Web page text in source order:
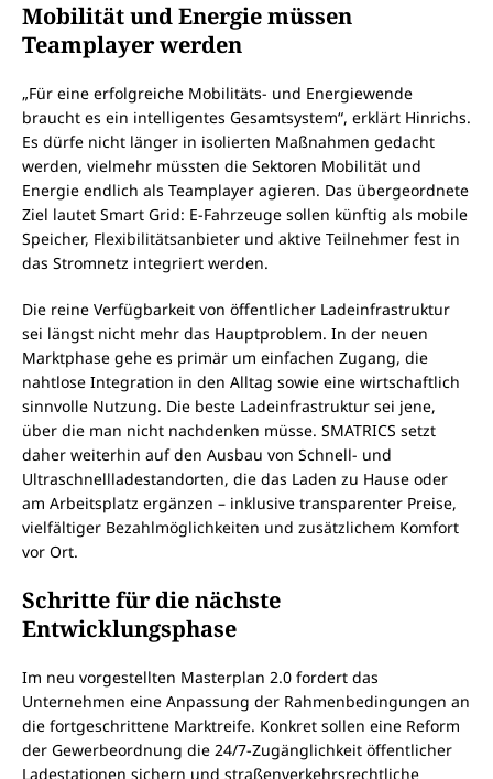
Mobilität und Energie müssen
Teamplayer werden
„Für eine erfolgreiche Mobilitäts- und Energiewende
braucht es ein intelligentes Gesamtsystem“, erklärt Hinrichs.
Es dürfe nicht länger in isolierten Maßnahmen gedacht
werden, vielmehr müssten die Sektoren Mobilität und
Energie endlich als Teamplayer agieren. Das übergeordnete
Ziel lautet Smart Grid: E-Fahrzeuge sollen künftig als mobile
Speicher, Flexibilitätsanbieter und aktive Teilnehmer fest in
das Stromnetz integriert werden.
Die reine Verfügbarkeit von öffentlicher Ladeinfrastruktur
sei längst nicht mehr das Hauptproblem. In der neuen
Marktphase gehe es primär um einfachen Zugang, die
nahtlose Integration in den Alltag sowie eine wirtschaftlich
sinnvolle Nutzung. Die beste Ladeinfrastruktur sei jene,
über die man nicht nachdenken müsse. SMATRICS setzt
daher weiterhin auf den Ausbau von Schnell- und
Ultraschnellladestandorten, die das Laden zu Hause oder
am Arbeitsplatz ergänzen – inklusive transparenter Preise,
vielfältiger Bezahlmöglichkeiten und zusätzlichem Komfort
vor Ort.
Schritte für die nächste
Entwicklungsphase
Im neu vorgestellten Masterplan 2.0 fordert das
Unternehmen eine Anpassung der Rahmenbedingungen an
die fortgeschrittene Marktreife. Konkret sollen eine Reform
der Gewerbeordnung die 24/7-Zugänglichkeit öffentlicher
Ladestationen sichern und straßenverkehrsrechtliche